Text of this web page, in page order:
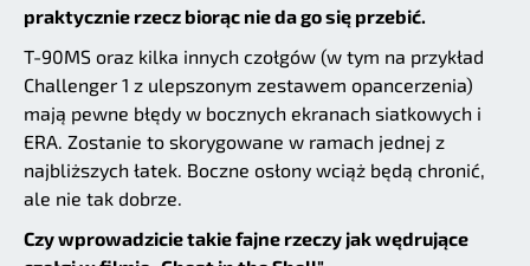
praktycznie rzecz biorąc nie da go się przebić.
T-90MS oraz kilka innych czołgów (w tym na przykład
Challenger 1 z ulepszonym zestawem opancerzenia)
mają pewne błędy w bocznych ekranach siatkowych i
ERA. Zostanie to skorygowane w ramach jednej z
najbliższych łatek. Boczne osłony wciąż będą chronić,
ale nie tak dobrze.
Czy wprowadzicie takie fajne rzeczy jak wędrujące